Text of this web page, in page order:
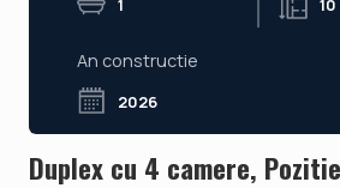
1 10
An constructie
2026
Duplex cu 4 camere,